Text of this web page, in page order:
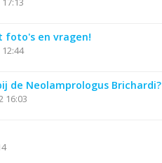
foto's en vragen!
de Neolamprologus Brichardi?
16:03